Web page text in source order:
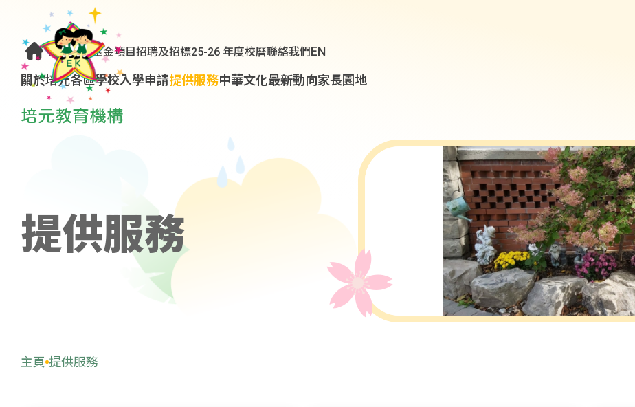
優質教育基金項目 招聘及招標25-26 年度校曆聯絡我們 EN
關於培元各區學校入學申請提供服務中華文化最新動向家長園地
提供服務
主頁 提供服務